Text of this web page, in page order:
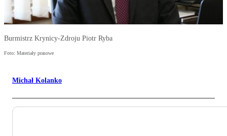
Burmistrz Krynicy-Zdroju Piotr Ryba
Foto: Materiały prasowe
Michał Kolanko